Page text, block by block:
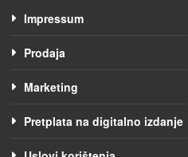
Impressum
Prodaja
Marketing
Pretplata na digitalno izdanje